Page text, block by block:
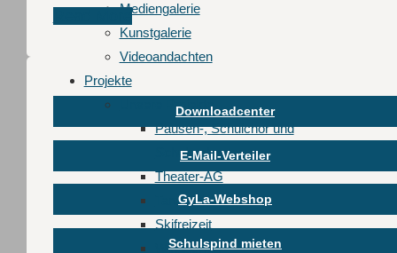
Mediengalerie
Kunstgalerie
Videoandachten
Projekte
Unsere Projekte
Pausen-, Schulchor und
Schulorchester
Theater-AG
Tanzprojekte
Skifreizeit
Windsurfen
Downloadcenter
E-Mail-Verteiler
GyLa-Webshop
Schulspind mieten